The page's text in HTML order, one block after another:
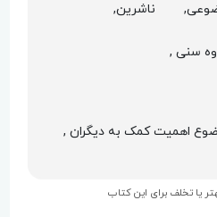
ناشرین,
سنی ,
اهمیت کمک به دیگران ,
یا تخلف برای این کتاب